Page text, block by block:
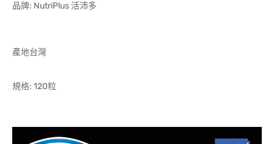
品牌: NutriPlus 活沛多
產地台灣
規格: 120粒